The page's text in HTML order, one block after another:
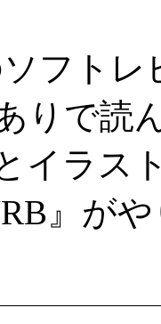
フト
りで読
イラス
』が